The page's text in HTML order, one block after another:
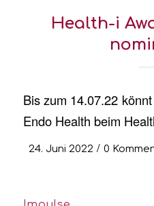
Health-i
Bis zum 14.07.22
Endo Health beim
24. Juni 2022 / 0